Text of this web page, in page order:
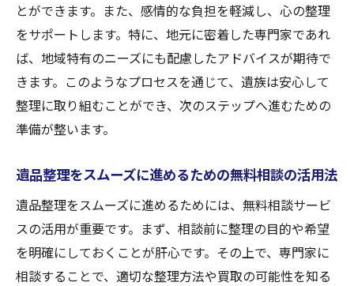
心理的負担を軽減する遺品整理のプロセス
無料相談を活用した遺品整理のスムーズな進め
方
初めての遺品整理における無料相談の活用
法
ト
無料相談を最大限に活用するための準備
遺品整理の計画を立てる際の注意点
無料相談を通じて得られる情報とその活用
法
とができます。また、感情的な負担を軽減し、心の整理
をサポートします。特に、地元に密着した専門家であれ
ば、地域特有のニーズにも配慮したアドバイスが期待で
きます。このようなプロセスを通じて、遺族は安心して
整理に取り組むことができ、次のステップへ進むための
準備が整います。
遺品整理をスムーズに進めるための無料相談の活用法
遺品整理をスムーズに進めるためには、無料相談サービ
スの活用が重要です。まず、相談前に整理の目的や希望
を明確にしておくことが肝心です。その上で、専門家に
相談することで、適切な整理方法や買取の可能性を知る